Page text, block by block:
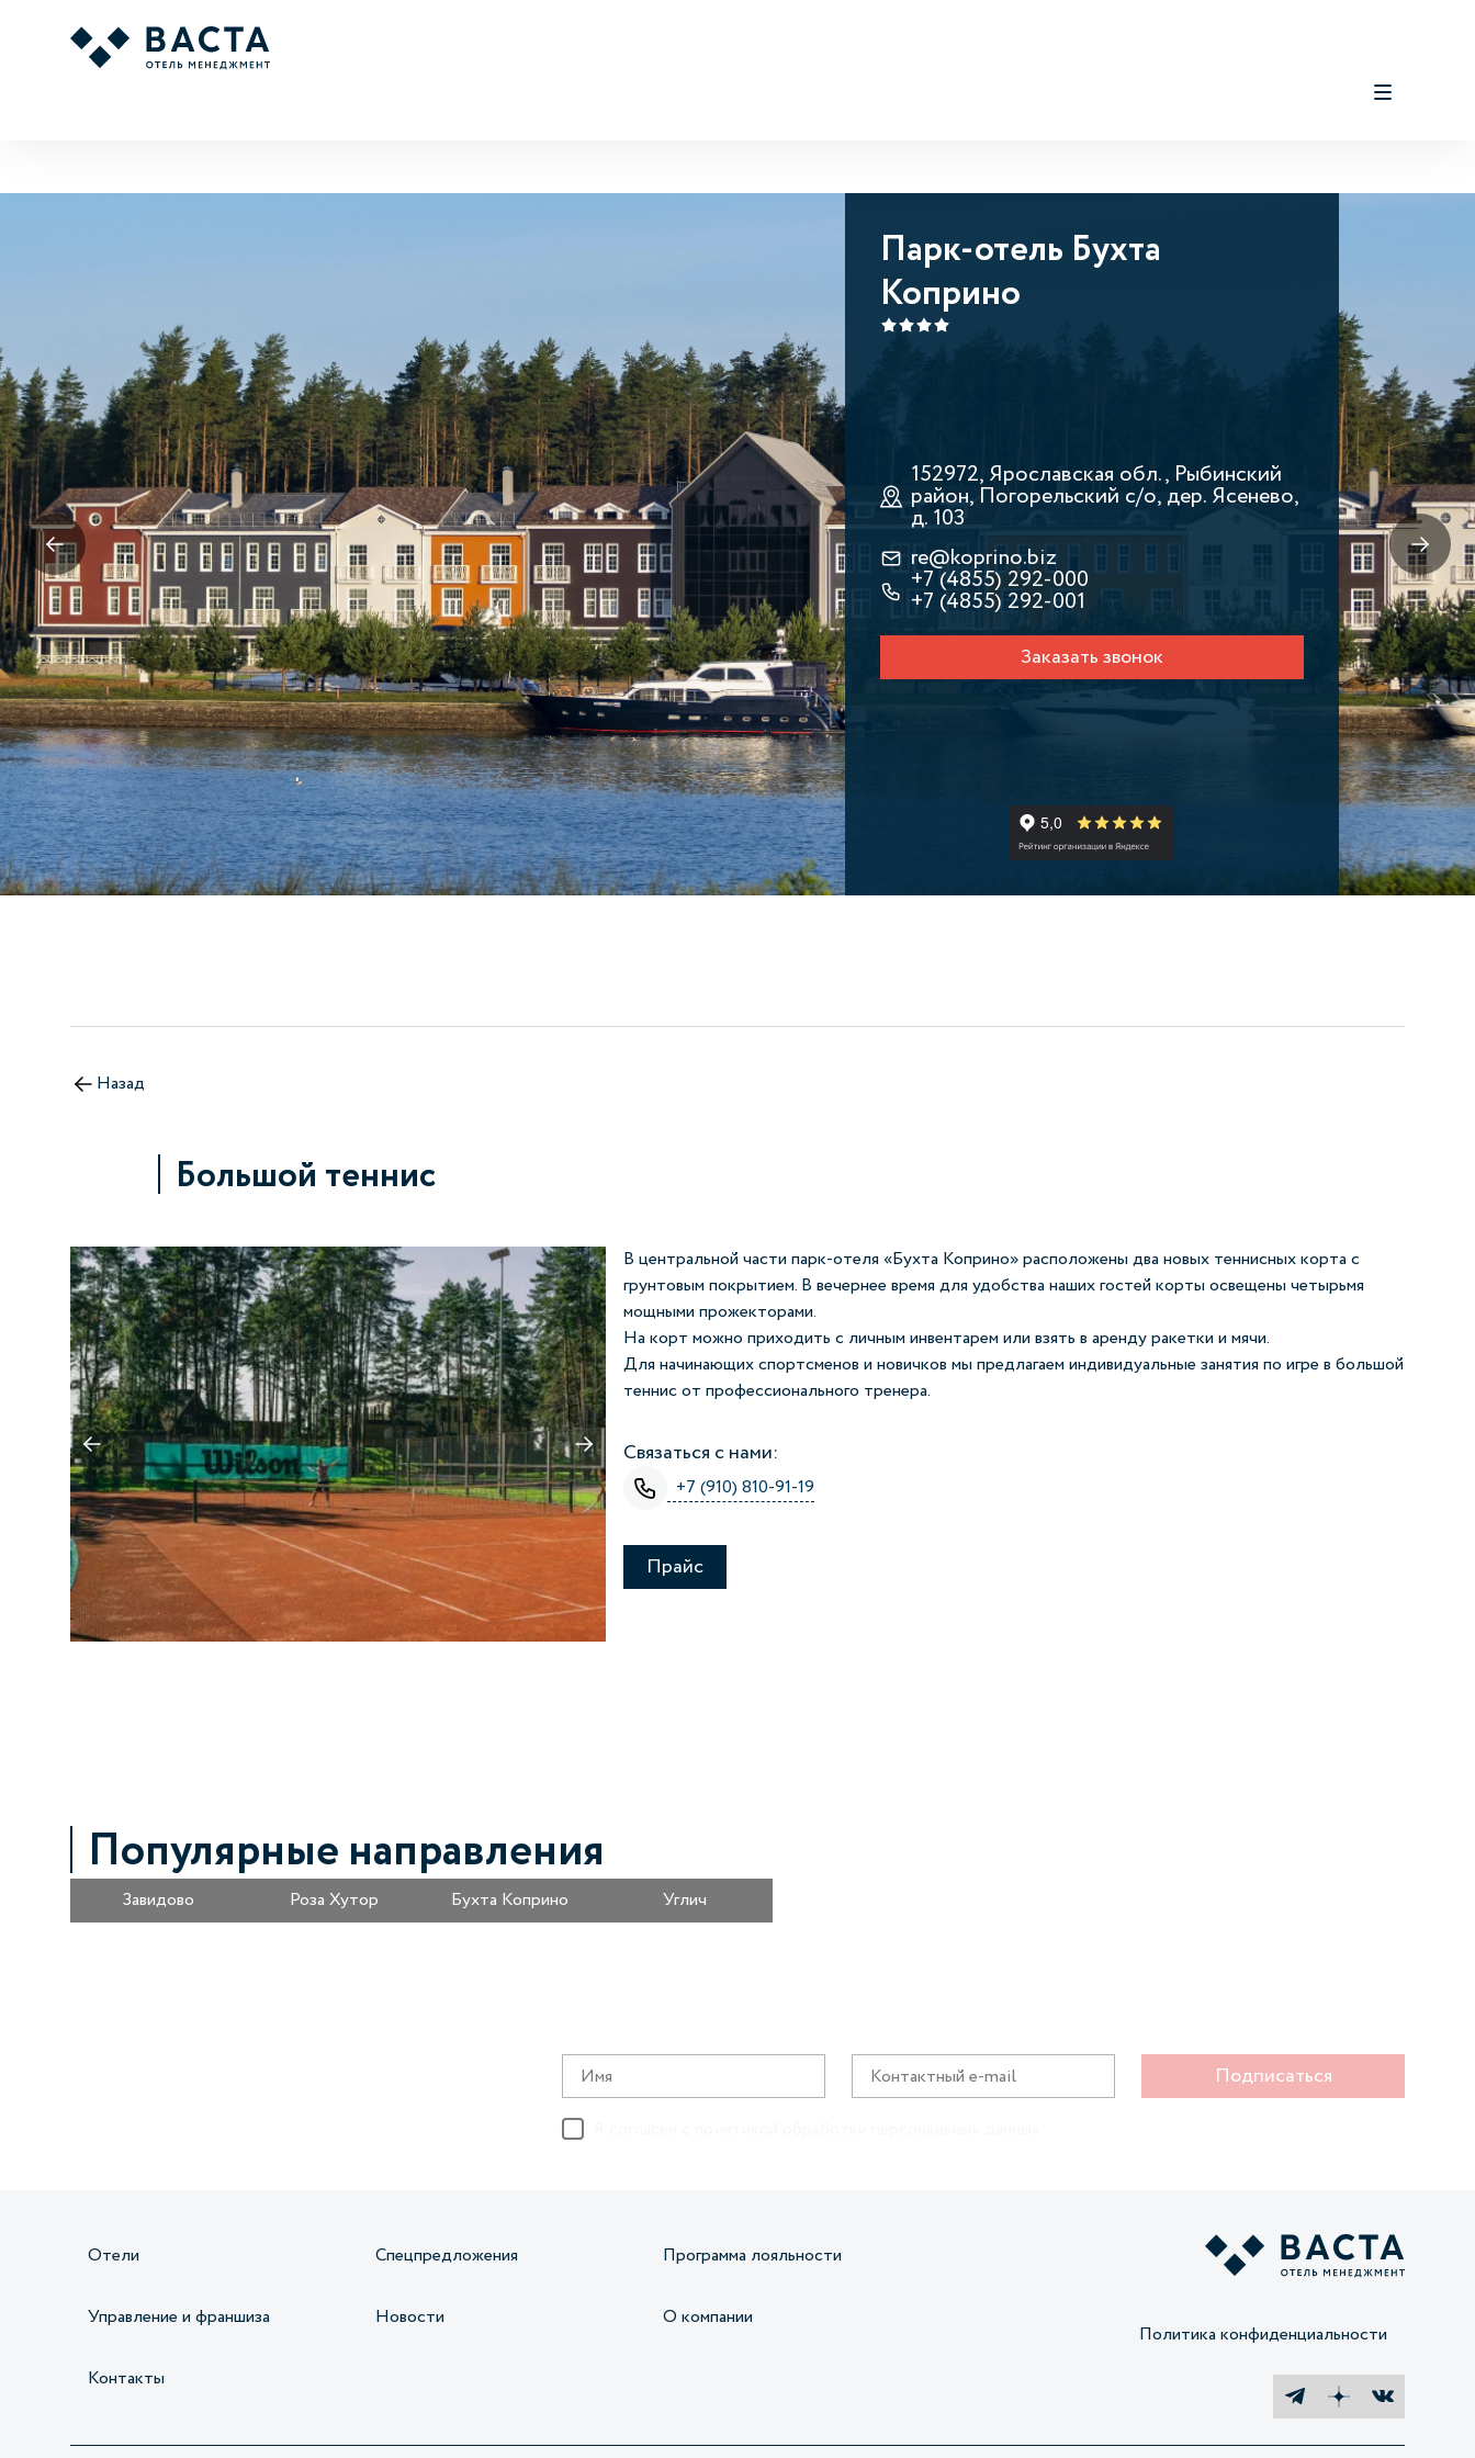
Парк-отель Бухта
Коприно
152972, Ярославская обл., Рыбинский
район, Погорельский с/о, дер. Ясенево,
д. 103
re@koprino.biz
+7 (4855) 292-000
+7 (4855) 292-001
Заказать звонок
Назад
Большой теннис
В центральной части парк-отеля «Бухта Коприно» расположены два новых теннисных корта с
грунтовым покрытием. В вечернее время для удобства наших гостей корты освещены четырьмя
мощными прожекторами.
На корт можно приходить с личным инвентарем или взять в аренду ракетки и мячи.
Для начинающих спортсменов и новичков мы предлагаем индивидуальные занятия по игре в большой
теннис от профессионального тренера.
Связаться с нами:
+7 (910) 810-91-19
Прайс
Популярные направления
Завидово Роза Хутор Бухта Коприно Углич
Подписаться
Отели Спецпредложения Программа лояльности
Управление и франшиза Новости О компании
Контакты
Политика конфиденциальности